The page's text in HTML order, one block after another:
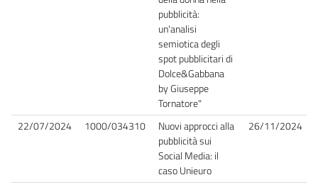
pubblicità:
un'analisi
semiotica degli
spot pubblicitari di
Dolce&Gabbana
by Giuseppe
Tornatore"
22/07/2024 1000/034310
Nuovi approcci alla
pubblicità sui
Social Media: il
caso Unieuro
26/11/2024